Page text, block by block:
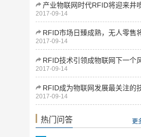
产业物联网时代RFID将迎来井
式发展
2017-09-14
RFID市场日臻成熟，无人零售
为下一增长点
2017-09-14
RFID技术引领成物联网下一个
口
2017-09-14
RFID成为物联网发展最关注的
术
2017-09-14
热门问答 更